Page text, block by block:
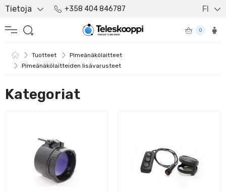
Tietoja +358 404 846787 FI
0
Tuotteet
Pimeänäkölaitteet
Pimeänäkölaitteiden lisävarusteet
Kategoriat